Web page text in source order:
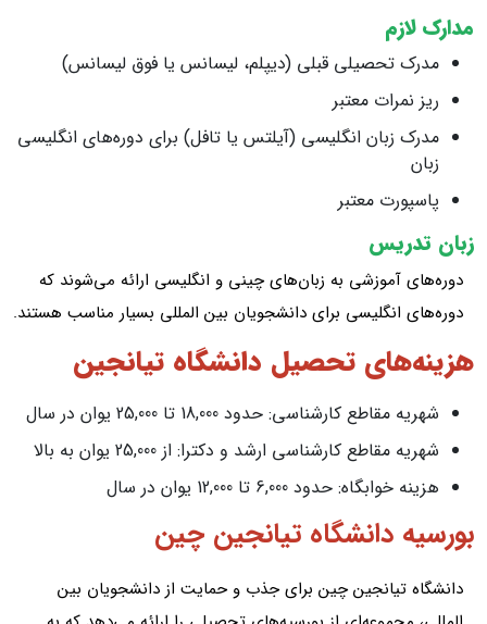
مدارک لازم
مدرک تحصیلی قبلی (دیپلم، لیسانس یا فوق‌ لیسانس)
ریز نمرات معتبر
مدرک زبان انگلیسی (آیلتس یا تافل) برای دوره‌های انگلیسی‌
زبان
پاسپورت معتبر
زبان تدریس
دوره‌های آموزشی به زبان‌های چینی و انگلیسی ارائه می‌شوند که
دوره‌های انگلیسی برای دانشجویان بین‌ المللی بسیار مناسب هستند.
هزینه‌های تحصیل دانشگاه تیانجین
شهریه مقاطع کارشناسی: حدود 18,000 تا 25,000 یوان در سال
شهریه مقاطع کارشناسی ارشد و دکترا: از 25,000 یوان به بالا
هزینه خوابگاه: حدود 6,000 تا 12,000 یوان در سال
بورسیه دانشگاه تیانجین چین
دانشگاه تیانجین چین برای جذب و حمایت از دانشجویان بین‌